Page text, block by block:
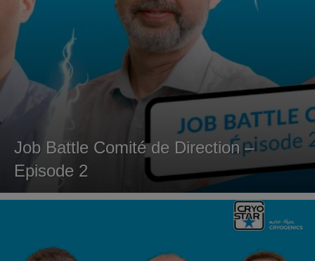
Job Battle Comité de Direction –
Episode 2